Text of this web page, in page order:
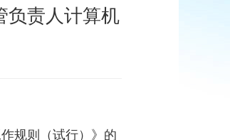
负责人计算机
规则（试行）》的